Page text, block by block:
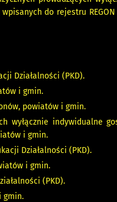
do rejestru
Działalności (PKD).
i gmin.
powiatów i gmin.
wyłącznie indywidualne
i gmin.
Działalności (PKD).
i gmin.
(PKD).
gmin.